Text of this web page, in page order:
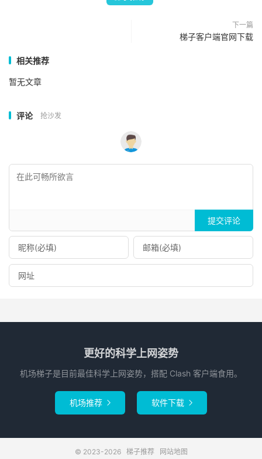
下一篇
梯子客户端官网下载
相关推荐
暂无文章
评论 抢沙发
提交评论
更好的科学上网姿势
机场梯子是目前最佳科学上网姿势，搭配 Clash 客户端食用。
机场推荐  软件下载 
© 2023-2026 梯子推荐 网站地图